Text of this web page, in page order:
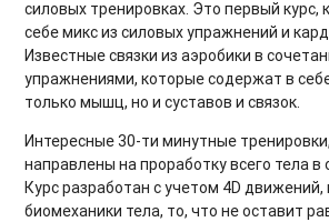
Динамическая растяжка. Продвинутый
Силовые тренировки при ограничениях
Дыхательные практики
BOOTCAMP
Аштанга-йога
силовых тренировках. Это первый курс,
себе микс из силовых упражнений и
Известные связки из аэробики в
упражнениями, которые содержат в
только мышц, но и суставов и связок.
Интересные 30-ти минутные
направлены на проработку всего тела в
Курс разработан с учетом 4D движений,
биомеханики тела, то, что не оставит